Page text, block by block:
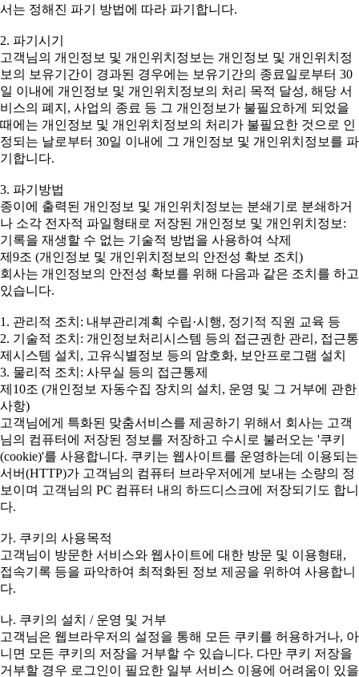
서는 정해진 파기 방법에 따라 파기합니다.
2. 파기시기
고객님의 개인정보 및 개인위치정보는 개인정보 및 개인위치정
보의 보유기간이 경과된 경우에는 보유기간의 종료일로부터 30
일 이내에 개인정보 및 개인위치정보의 처리 목적 달성, 해당 서
비스의 폐지, 사업의 종료 등 그 개인정보가 불필요하게 되었을
때에는 개인정보 및 개인위치정보의 처리가 불필요한 것으로 인
정되는 날로부터 30일 이내에 그 개인정보 및 개인위치정보를 파
기합니다.
3. 파기방법
종이에 출력된 개인정보 및 개인위치정보는 분쇄기로 분쇄하거
나 소각 전자적 파일형태로 저장된 개인정보 및 개인위치정보:
기록을 재생할 수 없는 기술적 방법을 사용하여 삭제
제9조 (개인정보 및 개인위치정보의 안전성 확보 조치)
회사는 개인정보의 안전성 확보를 위해 다음과 같은 조치를 하고
있습니다.
1. 관리적 조치: 내부관리계획 수립·시행, 정기적 직원 교육 등
2. 기술적 조치: 개인정보처리시스템 등의 접근권한 관리, 접근통
제시스템 설치, 고유식별정보 등의 암호화, 보안프로그램 설치
3. 물리적 조치: 사무실 등의 접근통제
제10조 (개인정보 자동수집 장치의 설치, 운영 및 그 거부에 관한
사항)
고객님에게 특화된 맞춤서비스를 제공하기 위해서 회사는 고객
님의 컴퓨터에 저장된 정보를 저장하고 수시로 불러오는 '쿠키
(cookie)'를 사용합니다. 쿠키는 웹사이트를 운영하는데 이용되는
서버(HTTP)가 고객님의 컴퓨터 브라우저에게 보내는 소량의 정
보이며 고객님의 PC 컴퓨터 내의 하드디스크에 저장되기도 합니
다.
가. 쿠키의 사용목적
고객님이 방문한 서비스와 웹사이트에 대한 방문 및 이용형태,
접속기록 등을 파악하여 최적화된 정보 제공을 위하여 사용합니
다.
나. 쿠키의 설치 / 운영 및 거부
고객님은 웹브라우저의 설정을 통해 모든 쿠키를 허용하거나, 아
니면 모든 쿠키의 저장을 거부할 수 있습니다. 다만 쿠키 저장을
거부할 경우 로그인이 필요한 일부 서비스 이용에 어려움이 있을